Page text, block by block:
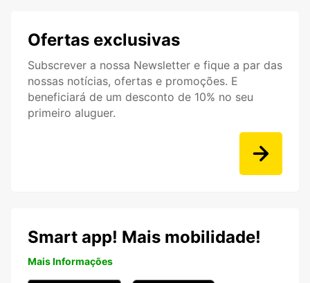
Ofertas exclusivas
Subscrever a nossa Newsletter e fique a par das
nossas notícias, ofertas e promoções. E
beneficiará de um desconto de 10% no seu
primeiro aluguer.
Smart app! Mais mobilidade!
Mais Informações